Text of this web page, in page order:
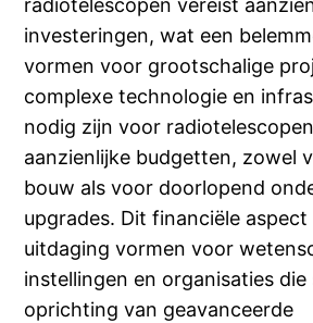
radiotelescopen vereist
investeringen, wat een
vormen voor grootschalige
complexe technologie en
nodig zijn voor
aanzienlijke budgetten, zowel
bouw als voor doorlopend
upgrades. Dit financiële aspect
uitdaging vormen voor
instellingen en organisaties
oprichting van geavanceerde